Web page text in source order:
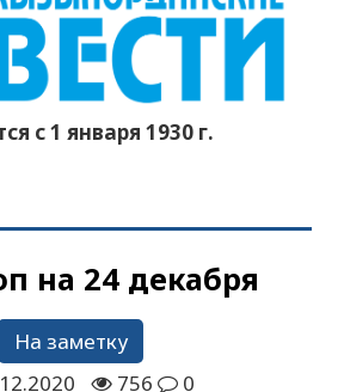
с 1 января 1930 г.
на 24 декабря
На заметку
756 0